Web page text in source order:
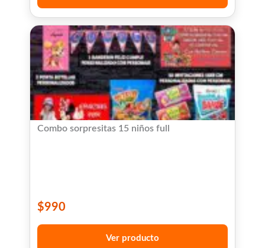
Combo sorpresitas 15 niños full
$990
Ver producto